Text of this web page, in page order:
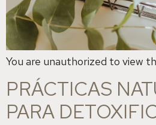
You are unauthorized to view
PRÁCTICAS
PARA